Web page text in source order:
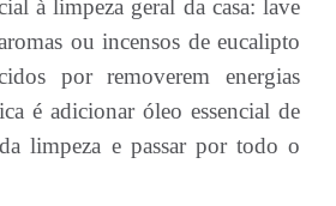
à limpeza geral da casa: lave
ou incensos de eucalipto
por removerem energias
é adicionar óleo essencial de
limpeza e passar por todo o